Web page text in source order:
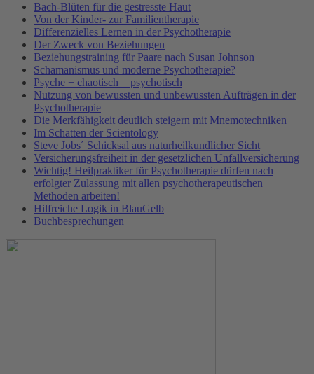
Bach-Blüten für die gestresste Haut
Von der Kinder- zur Familientherapie
Differenzielles Lernen in der Psychotherapie
Der Zweck von Beziehungen
Beziehungstraining für Paare nach Susan Johnson
Schamanismus und moderne Psychotherapie?
Psyche + chaotisch = psychotisch
Nutzung von bewussten und unbewussten Aufträgen in der
Psychotherapie
Die Merkfähigkeit deutlich steigern mit Mnemotechniken
Im Schatten der Scientology
Steve Jobs´ Schicksal aus naturheilkundlicher Sicht
Versicherungsfreiheit in der gesetzlichen Unfallversicherung
Wichtig! Heilpraktiker für Psychotherapie dürfen nach
erfolgter Zulassung mit allen psychotherapeutischen
Methoden arbeiten!
Hilfreiche Logik in BlauGelb
Buchbesprechungen